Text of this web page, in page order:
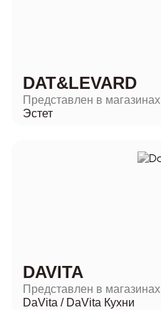
DAT&LEVARD
Представлен в магазинах
Эстет
DAVITA
Представлен в магазинах
DaVita / DaVita Кухни